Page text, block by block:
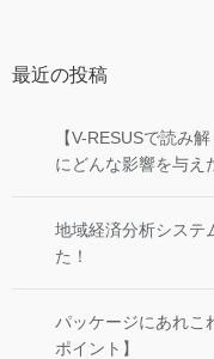
最近の投稿
【V-RESUSで読み
にどんな影響を与え
地域経済分析システ
た！
パッケージにあれこ
ポイント】